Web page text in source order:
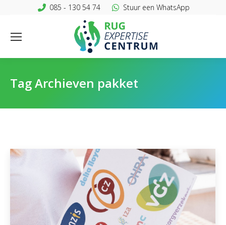
085 - 130 54 74 Stuur een WhatsApp
Tag Archieven pakket